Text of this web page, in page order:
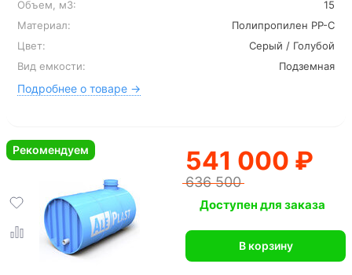
Объем, м3:
15
Материал:
Полипропилен PP-C
Цвет:
Серый / Голубой
Вид емкости:
Подземная
Подробнее о товаре →
541 000 ₽
636 500
Рекомендуем
Доступен для заказа
В корзину